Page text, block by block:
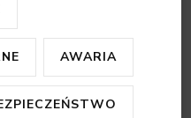
AWARIA